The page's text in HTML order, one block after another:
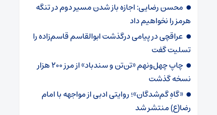
محسن رضایی: اجازه باز شدن مسیر دوم در تنگه
هرمز را نخواهیم داد
عراقچی در پیامی درگذشت ابوالقاسم قاسم‌زاده را
تسلیت گفت
چاپ چهل‌ونهم «تن‌تن و سندباد» از مرز ۲۰۰ هزار
نسخه گذشت
«گاهِ گم‌شدگان»؛ روایتی ادبی از مواجهه با امام
رضا(ع) منتشر شد